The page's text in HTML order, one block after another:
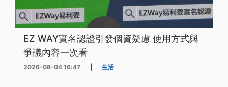
EZ WAY實名認證引發個資疑慮 使用方式與
爭議內容一次看
2026-08-04 16:47 生活